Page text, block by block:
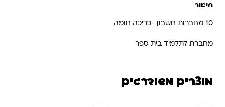
תיאור
10 מחברות חשבון -כריכה חומה
מחברת לתלמיד בית ספר
מוצרים משודרגים